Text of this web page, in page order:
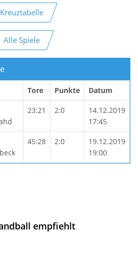
Kreuztabelle
Alle Spiele
Tore Punkte Datum
23:21 2:0
14.12.2019
17:45
45:28 2:0
19.12.2019
19:00
empfiehlt